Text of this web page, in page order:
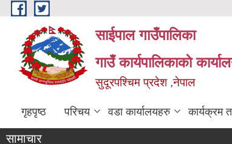
Skip to main content
साईपाल गाउँपालिका
गाउँ कार्यपालिकाकाे
सुदूरपश्चिम प्रदेश ,नेपाल
गृहपृष्ठ परिचय वडा कार्यालयहरु कार्यक्रम
सामाचार